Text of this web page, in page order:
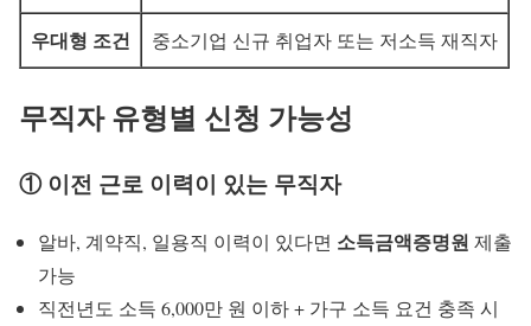
우대형 조건 중소기업 신규 취업자 또는 저소득 재직자
무직자 유형별 신청 가능성
① 이전 근로 이력이 있는 무직자
알바, 계약직, 일용직 이력이 있다면 소득금액증명원 제출
가능
직전년도 소득 6,000만 원 이하 + 가구 소득 요건 충족 시